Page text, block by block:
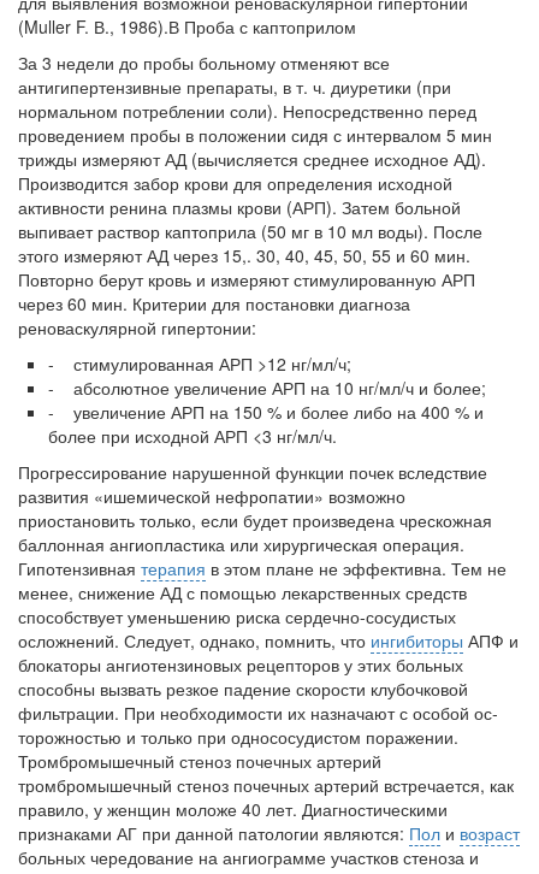
(Muller F. В., 1986).В Проба с каптоприлом
За 3 недели до пробы больному отменяют все
антигипертензивные препараты, в т. ч. диуретики (при
нормальном потреблении соли). Непос­редственно перед
проведением пробы в положении сидя с интервалом 5 мин
трижды измеряют АД (вычисляется среднее исходное АД).
Произво­дится забор крови для определения исходной
активности ренина плазмы крови (АРП). Затем больной
выпивает раствор каптоприла (50 мг в 10 мл воды). После
этого измеряют АД через 15,. 30, 40, 45, 50, 55 и 60 мин.
Повторно берут кровь и измеряют стимулированную АРП
через 60 мин. Критерии для постановки диагноза
реноваскулярной гипертонии:
- стимулированная АРП >12 нг/мл/ч;
- абсолютное увеличение АРП на 10 нг/мл/ч и более;
- увеличение АРП на 150 % и более либо на 400 % и
более при исход­ной АРП <3 нг/мл/ч.
Прогрессирование нарушенной функции почек вследствие
разви­тия «ишемической нефропатии» возможно
приостановить только, если будет произведена чрескожная
баллонная ангиопластика или хирурги­ческая операция.
Гипотензивная терапия в этом плане не эффективна. Тем не
менее, снижение АД с помощью лекарственных средств
способс­твует уменьшению риска сердечно-сосудистых
осложнений. Следует, однако, помнить, что ингибиторы АПФ и
блокаторы ангиотензиновых рецепторов у этих больных
способны вызвать резкое падение скорости клубочковой
фильтрации. При необходимости их назначают с особой ос­
торожностью и только при однососудистом поражении.
Тромбромышечный стеноз почечных артерий
тромбромышечный стеноз почечных артерий встречается, как
прави­ло, у женщин моложе 40 лет. Диагностическими
признаками АГ при дан­ной патологии являются: Пол и возраст
больных чередование на ангиограмме участков стеноза и